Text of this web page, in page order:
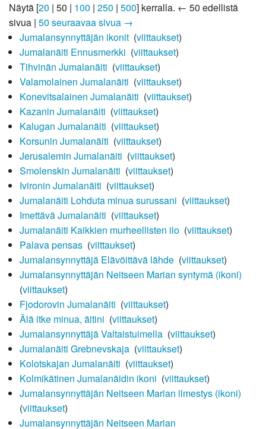
Näytä [20 | 50 | 100 | 250 | 500] kerralla. ← 50 edellistä
sivua | 50 seuraavaa sivua →
Jumalansynnyttäjän ikonit‎ (viittaukset)
Jumalanäiti Ennusmerkki (viittaukset)
Tihvinän Jumalanäiti (viittaukset)
Valamolainen Jumalanäiti (viittaukset)
Konevitsalainen Jumalanäiti (viittaukset)
Kazanin Jumalanäiti (viittaukset)
Kalugan Jumalanäiti (viittaukset)
Korsunin Jumalanäiti (viittaukset)
Jerusalemin Jumalanäiti (viittaukset)
Smolenskin Jumalanäiti (viittaukset)
Ivironin Jumalanäiti (viittaukset)
Jumalanäiti Lohduta minua surussani (viittaukset)
Imettävä Jumalanäiti (viittaukset)
Jumalanäiti Kaikkien murheellisten ilo‎ (viittaukset)
Palava pensas‎ (viittaukset)
Jumalansynnyttäjä Elävöittävä lähde‎ (viittaukset)
Jumalansynnyttäjän Neitseen Marian syntymä (ikoni)
(viittaukset)
Fjodorovin Jumalanäiti (viittaukset)
Älä itke minua, äitini (viittaukset)
Jumalansynnyttäjä Valtaistuimella‎ (viittaukset)
Jumalanäiti Grebnevskaja‎ (viittaukset)
Kolotskajan Jumalanäiti (viittaukset)
Kolmikätinen Jumalanäidin ikoni (viittaukset)
Jumalansynnyttäjän Neitseen Marian ilmestys (ikoni)
(viittaukset)
Jumalansynnyttäjän Neitseen Marian